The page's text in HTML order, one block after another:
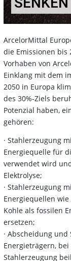
ArcelorMittal
die Emissionen bis
Vorhaben von
Einklang mit dem
2050 in Europa
des 30%-Ziels
Potenzial haben,
gehören:
· Stahlerzeugung
Energiequelle für
verwendet wird
Elektrolyse;
· Stahlerzeugung
Energiequellen
Kohle als fossilen
ersetzen;
· Abscheidung
Energieträgern,
Stahlerzeugung